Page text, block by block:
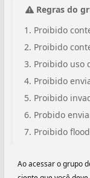
Regras do
Proibido
Proibido
Proibido uso
Proibido
Proibido
Probido
Proibido
Ao acessar o grupo